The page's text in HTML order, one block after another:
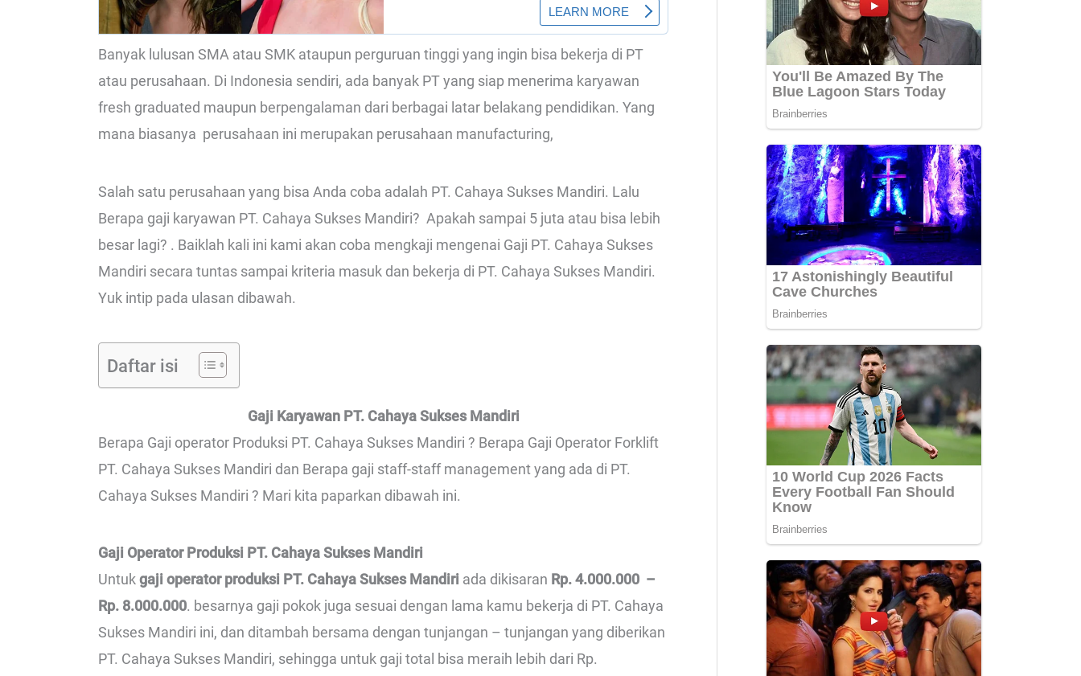
Banyak lulusan SMA atau SMK ataupun perguruan tinggi yang ingin bisa bekerja di PT
atau perusahaan. Di Indonesia sendiri, ada banyak PT yang siap menerima karyawan
fresh graduated maupun berpengalaman dari berbagai latar belakang pendidikan. Yang
mana biasanya perusahaan ini merupakan perusahaan manufacturing,
Salah satu perusahaan yang bisa Anda coba adalah PT. Cahaya Sukses Mandiri. Lalu
Berapa gaji karyawan PT. Cahaya Sukses Mandiri? Apakah sampai 5 juta atau bisa lebih
besar lagi? . Baiklah kali ini kami akan coba mengkaji mengenai Gaji PT. Cahaya Sukses
Mandiri secara tuntas sampai kriteria masuk dan bekerja di PT. Cahaya Sukses Mandiri.
Yuk intip pada ulasan dibawah.
Daftar isi
Gaji Karyawan PT. Cahaya Sukses Mandiri
Berapa Gaji operator Produksi PT. Cahaya Sukses Mandiri ? Berapa Gaji Operator Forklift
PT. Cahaya Sukses Mandiri dan Berapa gaji staff-staff management yang ada di PT.
Cahaya Sukses Mandiri ? Mari kita paparkan dibawah ini.
Gaji Operator Produksi PT. Cahaya Sukses Mandiri
Untukgaji operator produksi PT. Cahaya Sukses Mandiri ada dikisaran Rp. 4.000.000 –
Rp. 8.000.000. besarnya gaji pokok juga sesuai dengan lama kamu bekerja di PT. Cahaya
Sukses Mandiri ini, dan ditambah bersama dengan tunjangan – tunjangan yang diberikan
PT. Cahaya Sukses Mandiri, sehingga untuk gaji total bisa meraih lebih dari Rp.